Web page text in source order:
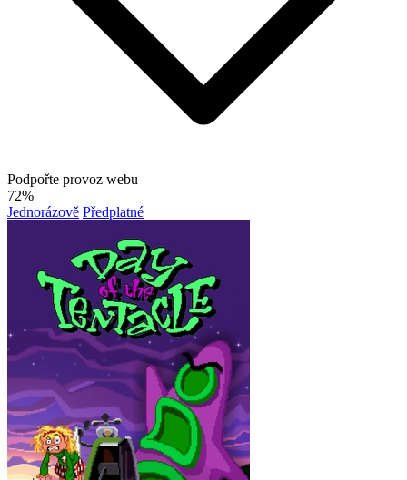
Podpořte provoz webu
72%
Jednorázově Předplatné